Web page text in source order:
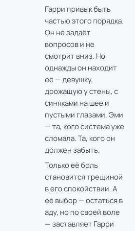
Гарри привык быть
частью этого порядка.
Он не задаёт
вопросов и не
смотрит вниз. Но
однажды он находит
её — девушку,
дрожащую у стены, с
синяками на шее и
пустыми глазами. Эми
— та, кого система уже
сломала. Та, кого он
должен забыть.
Только её боль
становится трещиной
в его спокойствии. А
её выбор — остаться в
аду, но по своей воле
— заставляет Гарри